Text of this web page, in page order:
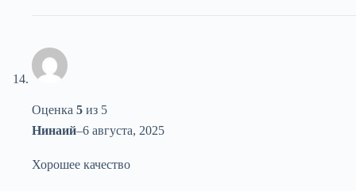
Оценка 5 из 5
Нинаий–6 августа, 2025
Хорошее качество